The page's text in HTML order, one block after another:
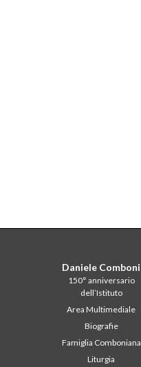
Daniele Comboni
150° anniversario
dell’Istituto
Area Multimediale
Biografie
Famiglia Comboniana
Liturgia